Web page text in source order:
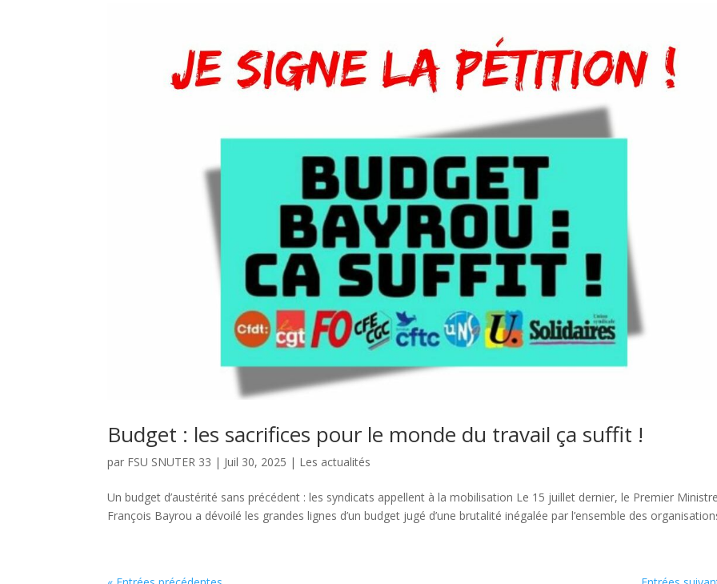
Budget : les sacrifices pour le monde du travail ça suffit !
par FSU SNUTER 33 | Juil 30, 2025 | Les actualités
Un budget d’austérité sans précédent : les syndicats appellent à la mobilisation Le 15 juillet dernier, le Premier
François Bayrou a dévoilé les grandes lignes d’un budget jugé d’une brutalité inégalée par l’ensemble des